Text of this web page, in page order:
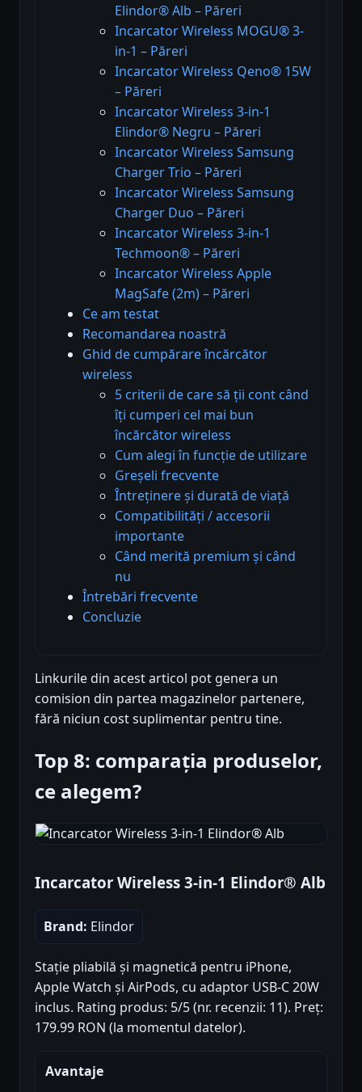
Elindor® Alb – Păreri
Incarcator Wireless MOGU® 3-
in-1 – Păreri
Incarcator Wireless Qeno® 15W
– Păreri
Incarcator Wireless 3-in-1
Elindor® Negru – Păreri
Incarcator Wireless Samsung
Charger Trio – Păreri
Incarcator Wireless Samsung
Charger Duo – Păreri
Incarcator Wireless 3-in-1
Techmoon® – Păreri
Incarcator Wireless Apple
MagSafe (2m) – Păreri
Ce am testat
Recomandarea noastră
Ghid de cumpărare încărcător
wireless
5 criterii de care să ții cont când
îți cumperi cel mai bun
încărcător wireless
Cum alegi în funcție de utilizare
Greșeli frecvente
Întreținere și durată de viață
Compatibilități / accesorii
importante
Când merită premium și când
nu
Întrebări frecvente
Concluzie
Linkurile din acest articol pot genera un
comision din partea magazinelor partenere,
fără niciun cost suplimentar pentru tine.
Top 8: comparația produselor,
ce alegem?
Incarcator Wireless 3-in-1 Elindor® Alb
Brand: Elindor
Stație pliabilă și magnetică pentru iPhone,
Apple Watch și AirPods, cu adaptor USB-C 20W
inclus. Rating produs: 5/5 (nr. recenzii: 11). Preț:
179.99 RON (la momentul datelor).
Avantaje